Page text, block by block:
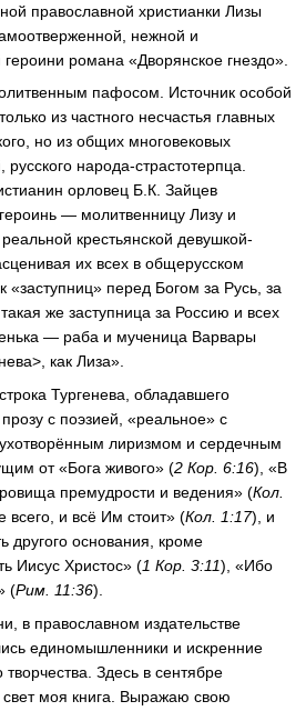
православной христианки Лизы
нежной и
романа «Дворянское гнездо».
пафосом. Источник особой
из частного несчастья главных
но из общих многовековых
народа-страстотерпца.
орловец Б.К. Зайцев
— молитвенницу Лизу и
крестьянской девушкой-
их всех в общерусском
«заступниц» перед Богом за Русь, за
же заступница за Россию и всех
— раба и мученица Варвары
как Лиза».
Тургенева, обладавшего
с поэзией, «реальное» с
лиризмом и сердечным
от «Бога живого» (2 Кор. 6:16), «В
премудрости и ведения» (Кол.
всего, и всё Им стоит» (Кол. 1:17), и
другого основания, кроме
Иисус Христос» (1 Кор. 3:11), «Ибо
(Рим. 11:36).
в православном издательстве
единомышленники и искренние
творчества. Здесь в сентябре
моя книга. Выражаю свою